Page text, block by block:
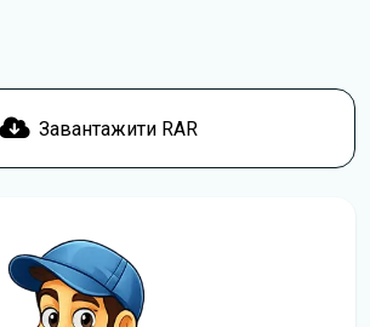
Завантажити RAR